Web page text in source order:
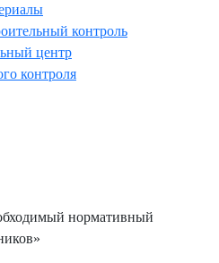
контроль
центр
контроля
нормативный